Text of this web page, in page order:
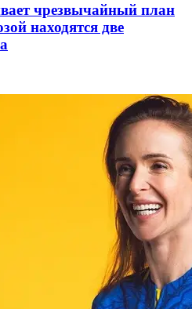
чрезвычайный план
находятся две